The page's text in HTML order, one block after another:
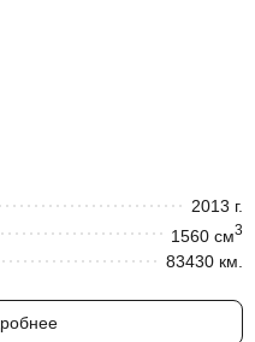
2013 г.
1560 cм3
83430 км.